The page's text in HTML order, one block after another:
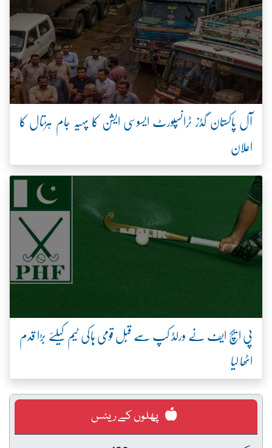
آل پاکستان گڈز ٹرانسپورٹ ایسوسی ایشن کا پہیہ جام ہڑتال کا
اعلان
پی ایچ ایف نے ورلڈ کپ سے قبل قومی ہاکی ٹیم کیلئے بڑا قدم
اٹھا لیا
پھلوں کے ریٹس